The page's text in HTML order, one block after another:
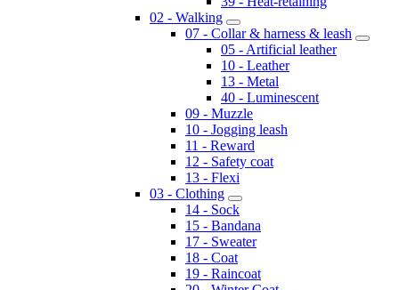
02 - Walking
07 - Collar & harness & leash
05 - Artificial leather
10 - Leather
13 - Metal
40 - Luminescent
09 - Muzzle
10 - Jogging leash
11 - Reward
12 - Safety coat
13 - Flexi
03 - Clothing
14 - Sock
15 - Bandana
17 - Sweater
18 - Coat
19 - Raincoat